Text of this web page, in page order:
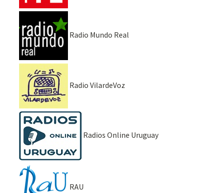
Radio Mundo Real
Radio VilardeVoz
Radios Online Uruguay
RAU